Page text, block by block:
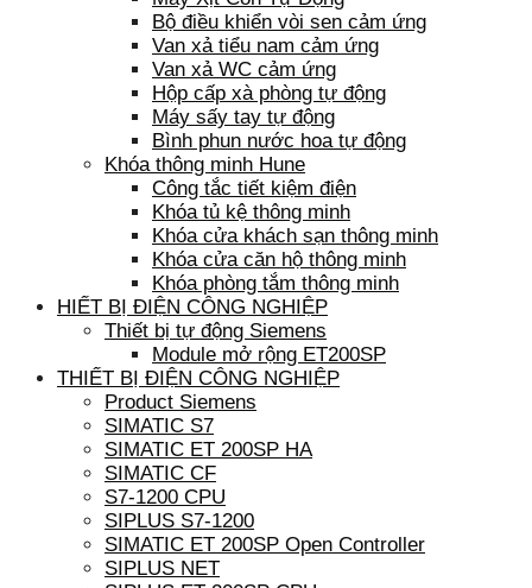
Bộ điều khiển vòi sen cảm ứng
Van xả tiểu nam cảm ứng
Van xả WC cảm ứng
Hộp cấp xà phòng tự động
Máy sấy tay tự động
Bình phun nước hoa tự động
Khóa thông minh Hune
Công tắc tiết kiệm điện
Khóa tủ kệ thông minh
Khóa cửa khách sạn thông minh
Khóa cửa căn hộ thông minh
Khóa phòng tắm thông minh
HIẾT BỊ ĐIỆN CÔNG NGHIỆP
Thiết bị tự động Siemens
Module mở rộng ET200SP
THIẾT BỊ ĐIỆN CÔNG NGHIỆP
Product Siemens
SIMATIC S7
SIMATIC ET 200SP HA
SIMATIC CF
S7-1200 CPU
SIPLUS S7-1200
SIMATIC ET 200SP Open Controller
SIPLUS NET